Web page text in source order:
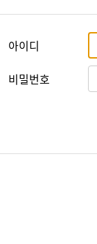
아이디
비밀번호